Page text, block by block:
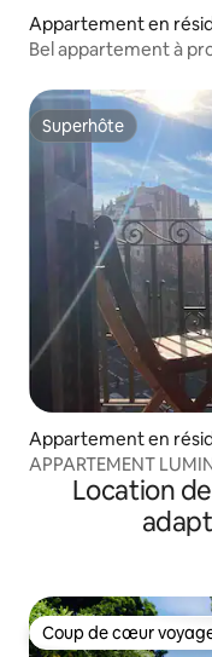
Appartement en
Bel appartement à
Superhôte
Superhôte
Appartement en
APPARTEMENT
EIXAMPLE VUES
Location
Coup de cœur
Coup de cœur